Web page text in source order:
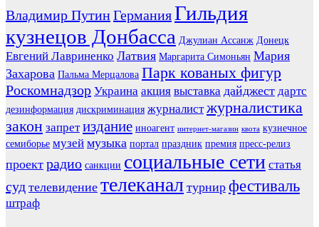
Владимир ПутинГерманияГильдия
кузнецов Донбасса Джулиан Ассанж Донецк
Евгений Лавриненко Латвия Маргарита Симоньян Мария
Захарова Пальма Мерцалова Парк кованых фигур
Роскомнадзор Украина акция выставка дайджест дартс
дезинформация дискриминация журналист журналистика
закон запрет издание иноагент интернет-магазин квота кузнечное
семиборье музей музыка портал праздник премия пресс-релиз
проект радио санкции социальные сети статья
суд телевидение телеканал турнир фестиваль
штраф